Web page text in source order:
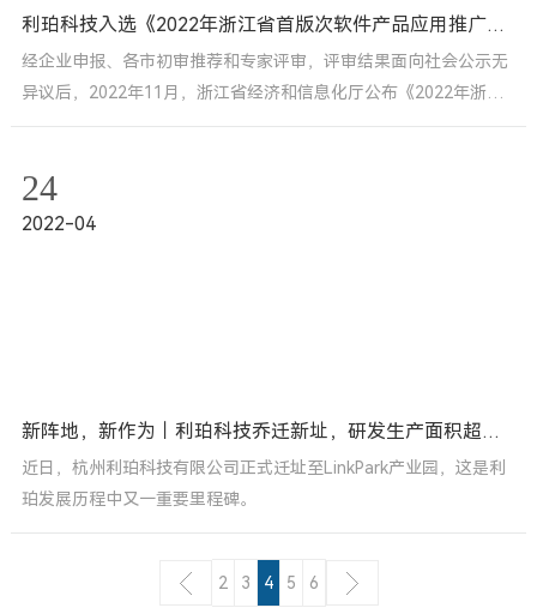
利珀科技入选《2022年浙江省首版次软件产品应用推广指导目录》
经企业申报、各市初审推荐和专家评审，评审结果面向社会公示无
异议后，2022年11月，浙江省经济和信息化厅公布《2022年浙江
省首版次软件产品应用推广指导目录》，利珀科技从众多企业中脱
24
2022-04
新阵地，新作为｜利珀科技乔迁新址，研发生产面积超一万方
近日，杭州利珀科技有限公司正式迁址至LinkPark产业园，这是利
珀发展历程中又一重要里程碑。
2 3 4 5 6